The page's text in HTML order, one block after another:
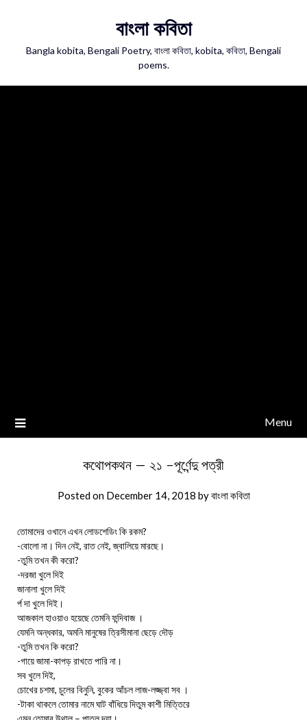
বাংলা কবিতা
Bangla kobita, Bengali Poetry, বাংলা কবিতা, kobita, কবিতা, Bengali
poems.
Menu
কথোপকথন – ২১ -পূর্ণেন্দু পত্রী
Posted on December 14, 2018 byবাংলা কবিতা
তোমাদের ওখানে এখন লোডশেডিং কি রকম?
-বোলো না। দিন নেই, রাত নেই, জ্বালিয়ে মারছে।
-তুমি তখন কী করো?
-দরজা খুলে দিই
জানালা খুলে দিই
র্প দা খুলে দিই।
আজকাল হাওয়াও হয়েছে তেমনি ফন্দিবাজ ।
যেমনি অন্ধকার, অমনি মানুষের ত্রিসীমানা ছেড়ে দৌড়
-তুমি তখন কি করো?
-গায়ে জামা-কাপড় রাখতে পারি না।
সব খুলে দিই,
চোখের চশমা, চুলের বিনুনি, বুকের আঁচল লাজ-লজ্জ্বা সব ।
-টাকা থাকলে তোমার নামে ঘাট বাঁধিয়ে দিতুম কাশী মিত্তিরে